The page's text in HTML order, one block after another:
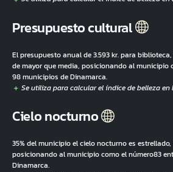
Presupuesto cultural
El presupuesto anual de 3.593 kr. para
de mayor que media, posicionando al municipio
98 municipios de Dinamarca.
Cielo nocturno
35% del municipio el cielo nocturno es
posicionando al municipio como el número83
Dinamarca.